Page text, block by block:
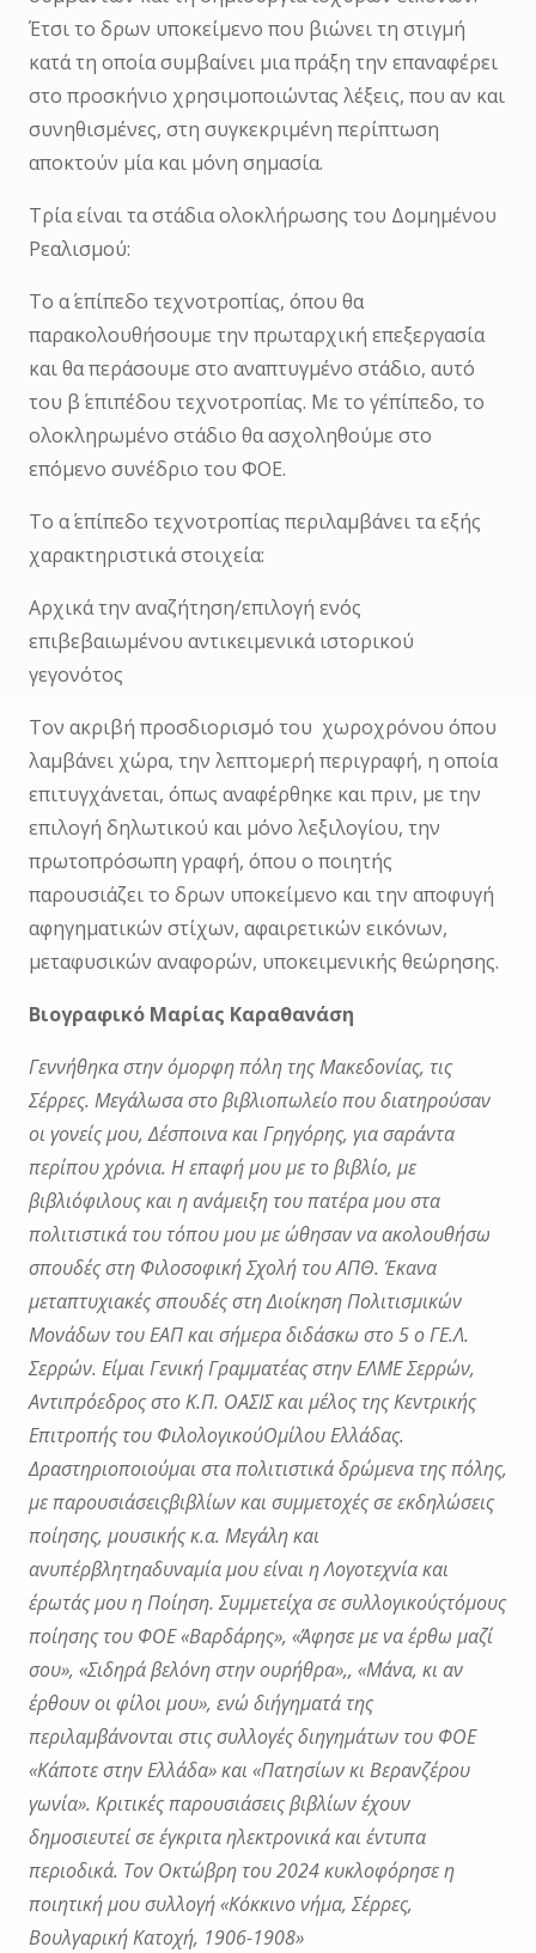
Έτσι το δρων υποκείμενο που βιώνει τη στιγμή
κατά τη οποία συμβαίνει μια πράξη την επαναφέρει
στο προσκήνιο χρησιμοποιώντας λέξεις, που αν και
συνηθισμένες, στη συγκεκριμένη περίπτωση
αποκτούν μία και μόνη σημασία.
Τρία είναι τα στάδια ολοκλήρωσης του Δομημένου
Ρεαλισμού:
Το α΄ επίπεδο τεχνοτροπίας, όπου θα
παρακολουθήσουμε την πρωταρχική επεξεργασία
και θα περάσουμε στο αναπτυγμένο στάδιο, αυτό
του β΄ επιπέδου τεχνοτροπίας. Με το γ΄επίπεδο, το
ολοκληρωμένο στάδιο θα ασχοληθούμε στο
επόμενο συνέδριο του ΦΟΕ.
Το α΄ επίπεδο τεχνοτροπίας περιλαμβάνει τα εξής
χαρακτηριστικά στοιχεία:
Αρχικά την αναζήτηση/επιλογή ενός
επιβεβαιωμένου αντικειμενικά ιστορικού
γεγονότος
Τον ακριβή προσδιορισμό του χωροχρόνου όπου
λαμβάνει χώρα, την λεπτομερή περιγραφή, η οποία
επιτυγχάνεται, όπως αναφέρθηκε και πριν, με την
επιλογή δηλωτικού και μόνο λεξιλογίου, την
πρωτοπρόσωπη γραφή, όπου ο ποιητής
παρουσιάζει το δρων υποκείμενο και την αποφυγή
αφηγηματικών στίχων, αφαιρετικών εικόνων,
μεταφυσικών αναφορών, υποκειμενικής θεώρησης.
Βιογραφικό Μαρίας Καραθανάση
Γεννήθηκα στην όμορφη πόλη της Μακεδονίας, τις
Σέρρες. Μεγάλωσα στο βιβλιοπωλείο που διατηρούσαν
οι γονείς μου, Δέσποινα και Γρηγόρης, για σαράντα
περίπου χρόνια. Ηεπαφή μου με το βιβλίο, με
βιβλιόφιλους και η ανάμειξη του πατέρα μου στα
πολιτιστικά του τόπου μου με ώθησαν να ακολουθήσω
σπουδές στη Φιλοσοφική Σχολή του ΑΠΘ. Έκανα
μεταπτυχιακές σπουδές στη Διοίκηση Πολιτισμικών
Μονάδων του ΕΑΠ και σήμεραδιδάσκω στο 5 ο ΓΕ.Λ.
Σερρών. Είμαι Γενική Γραμματέας στην ΕΛΜΕ Σερρών,
Αντιπρόεδρος στο Κ.Π. ΟΑΣΙΣ και μέλος της Κεντρικής
Επιτροπής του ΦιλολογικούΟμίλου Ελλάδας.
Δραστηριοποιούμαι στα πολιτιστικά δρώμενα της πόλης,
με παρουσιάσειςβιβλίων και συμμετοχές σε εκδηλώσεις
ποίησης, μουσικής κ.α. Μεγάλη και
ανυπέρβλητηαδυναμία μου είναι η Λογοτεχνία και
έρωτάς μου η Ποίηση. Συμμετείχα σε συλλογικούςτόμους
ποίησης του ΦΟΕ «Βαρδάρης», «Άφησε με να έρθω μαζί
σου», «Σιδηρά βελόνηστην ουρήθρα»,, «Μάνα, κι αν
έρθουν οι φίλοι μου», ενώ διήγηματά της
περιλαμβάνονται στις συλλογές διηγημάτων του ΦΟΕ
«Κάποτε στην Ελλάδα» και «Πατησίων κι Βερανζέρου
γωνία». Κριτικές παρουσιάσεις βιβλίων έχουν
δημοσιευτεί σε έγκριτα ηλεκτρονικά και έντυπα
περιοδικά. Τον Οκτώβρη του 2024 κυκλοφόρησε η
ποιητική μου συλλογή «Κόκκινονήμα, Σέρρες,
Βουλγαρική Κατοχή, 1906-1908»